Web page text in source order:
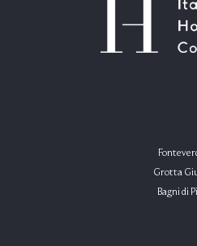
Grotta
Bagni di